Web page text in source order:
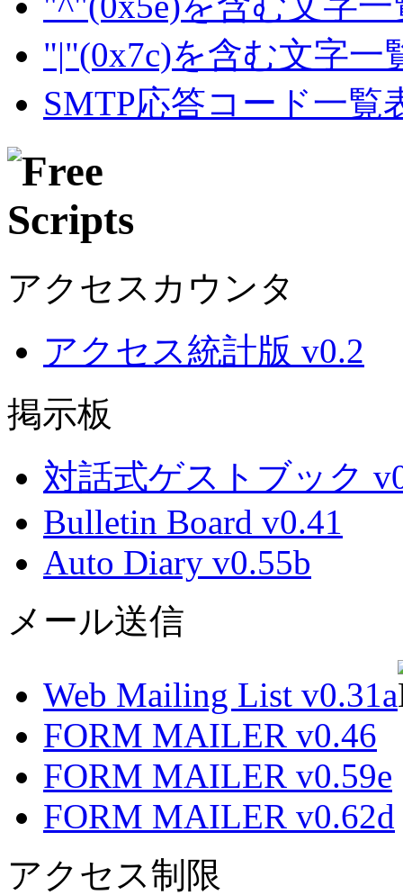
"|"(0x7c)を含む文字一
SMTP応答コード一覧
アクセスカウンタ
アクセス統計版 v0.2
掲示板
対話式ゲストブック
Bulletin Board v0.41
Auto Diary v0.55b
メール送信
Web Mailing List v0.31a
FORM MAILER v0.46
FORM MAILER v0.59e
FORM MAILER v0.62d
アクセス制限